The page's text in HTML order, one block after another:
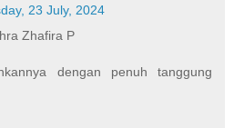
23 July, 2024
Zhafira P
dengan penuh tanggung